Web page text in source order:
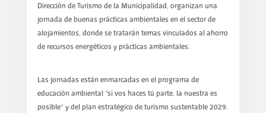
Dirección de Turismo de la Municipalidad, organizan una
jornada de buenas prácticas ambientales en el sector de
alojamientos, donde se tratarán temas vinculados al ahorro
de recursos energéticos y prácticas ambientales.
Las jornadas están enmarcadas en el programa de
educación ambiental “si vos haces tú parte, la nuestra es
posible” y del plan estratégico de turismo sustentable 2029.